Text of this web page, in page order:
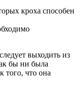
кроха способен
выходить из
бы ни была
того, что она